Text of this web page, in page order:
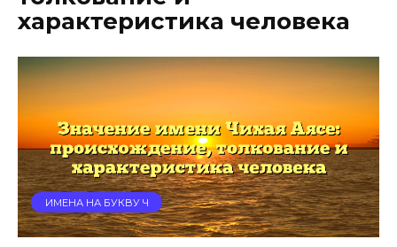
характеристика человека
ИМЕНА НА БУКВУ Ч